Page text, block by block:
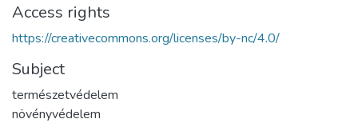
Access rights
https://creativecommons.org/licenses/by-nc/4.0/
Subject
természetvédelem
növényvédelem